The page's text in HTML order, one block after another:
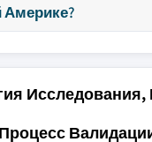
Исследования,